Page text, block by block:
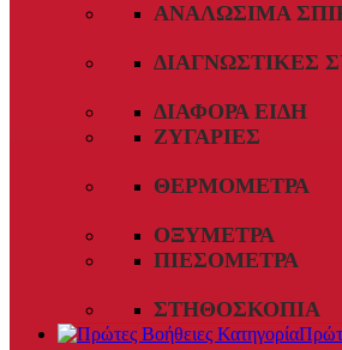
ΑΝΑΛΏΣΙΜΑ
ΔΙΑΓΝΩΣΤΙΚΈΣ
ΔΙΆΦΟΡΑ ΕΊΔΗ
ΖΥΓΑΡΙΈΣ
ΘΕΡΜΌΜΕΤΡΑ
ΟΞΎΜΕΤΡΑ
ΠΙΕΣΌΜΕΤΡΑ
ΣΤΗΘΟΣΚΌΠΙΑ